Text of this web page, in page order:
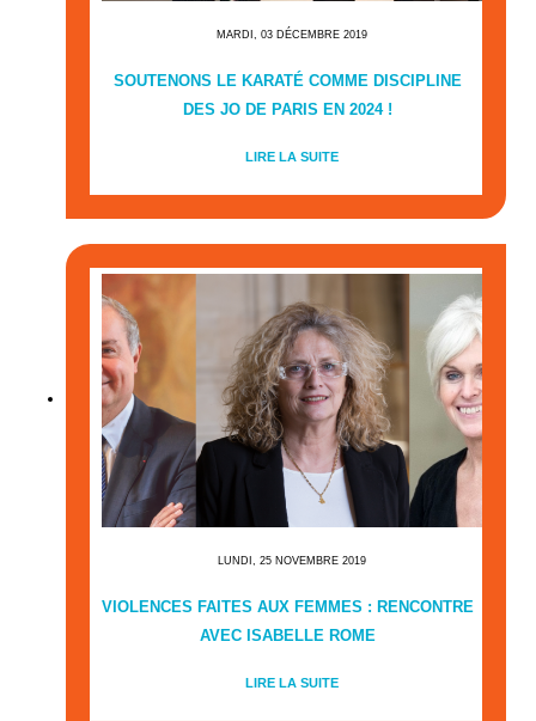
MARDI, 03 DÉCEMBRE 2019
SOUTENONS LE KARATÉ COMME DISCIPLINE
DES JO DE PARIS EN 2024 !
LIRE LA SUITE
LUNDI, 25 NOVEMBRE 2019
VIOLENCES FAITES AUX FEMMES : RENCONTRE
AVEC ISABELLE ROME
LIRE LA SUITE